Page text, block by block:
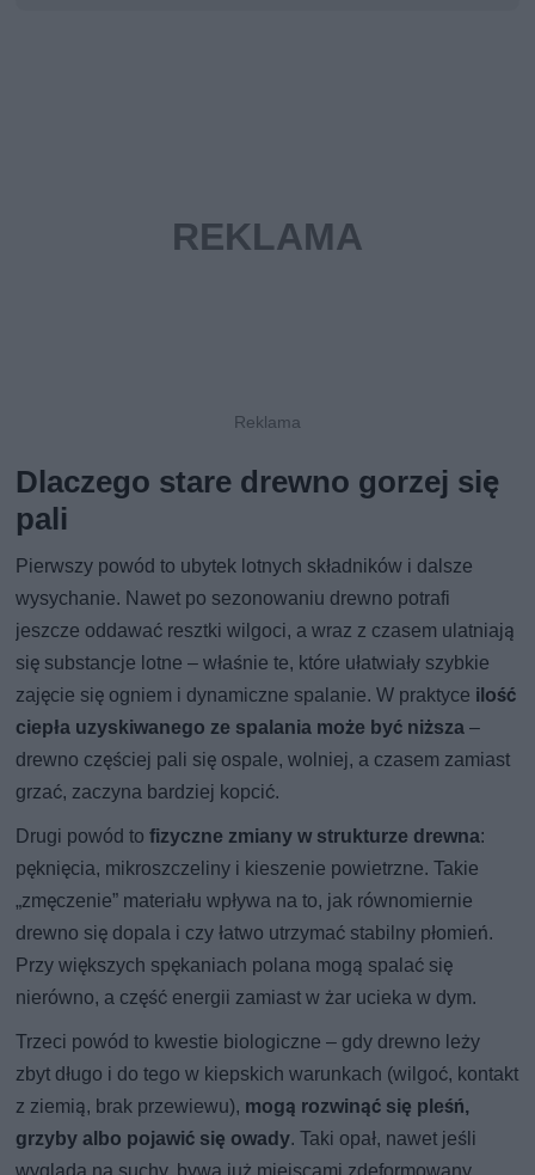
Dlaczego stare drewno gorzej się
pali
Pierwszy powód to ubytek lotnych składników i dalsze
wysychanie. Nawet po sezonowaniu drewno potrafi
jeszcze oddawać resztki wilgoci, a wraz z czasem ulatniają
się substancje lotne – właśnie te, które ułatwiały szybkie
zajęcie się ogniem i dynamiczne spalanie. W praktyce ilość
ciepła uzyskiwanego ze spalania może być niższa –
drewno częściej pali się ospale, wolniej, a czasem zamiast
grzać, zaczyna bardziej kopcić.
Drugi powód tofizyczne zmiany w strukturze drewna:
pęknięcia, mikroszczeliny i kieszenie powietrzne. Takie
„zmęczenie” materiału wpływa na to, jak równomiernie
drewno się dopala i czy łatwo utrzymać stabilny płomień.
Przy większych spękaniach polana mogą spalać się
nierówno, a część energii zamiast w żar ucieka w dym.
Trzeci powód to kwestie biologiczne – gdy drewno leży
zbyt długo i do tego w kiepskich warunkach (wilgoć, kontakt
z ziemią, brak przewiewu), mogą rozwinąć się pleśń,
grzyby albo pojawić się owady. Taki opał, nawet jeśli